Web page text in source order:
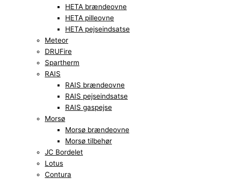
HETA brændeovne
HETA pilleovne
HETA pejseindsatse
Meteor
DRUFire
Spartherm
RAIS
RAIS brændeovne
RAIS pejseindsatse
RAIS gaspejse
Morsø
Morsø brændeovne
Morsø tilbehør
JC Bordelet
Lotus
Contura